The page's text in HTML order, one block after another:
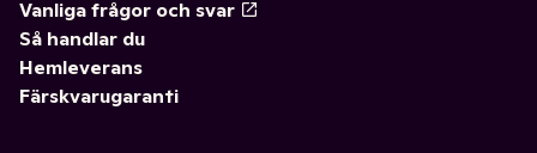
Vanliga frågor och svar
Så handlar du
Hemleverans
Färskvarugaranti